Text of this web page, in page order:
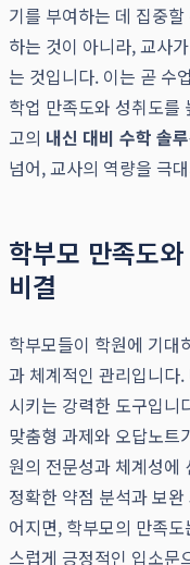
기를 부여하는 데 집중
하는 것이 아니라, 교사
는 것입니다. 이는 곧 수
학업 만족도와 성취도를
고의 내신 대비 수학 솔
넘어, 교사의 역량을 극
학부모 만족도
비결
학부모들이 학원에 기대
과 체계적인 관리입니다
시키는 강력한 도구입니
맞춤형 과제와 오답노트
원의 전문성과 체계성에
정확한 약점 분석과 보
어지면, 학부모의 만족
스럽게 긍정적인 입소문